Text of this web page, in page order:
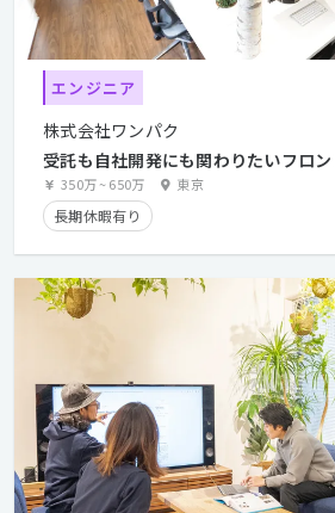
エンジニア
株式会社ワンパク
受託も自社開発にも関わりたいフロ
350万~650万 東京
長期休暇有り